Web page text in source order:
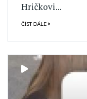
Hričkovi...
ČÍST DÁLE